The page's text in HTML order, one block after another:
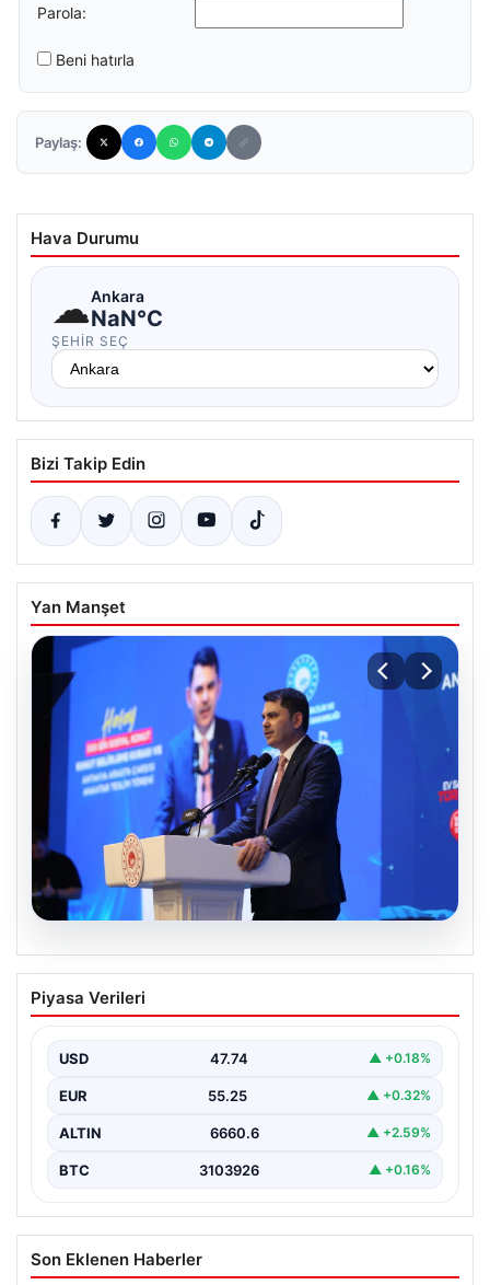
Parola:
Beni hatırla
Paylaş:
Hava Durumu
☁Ankara
NaN°C
ŞEHIR SEÇ
Bizi Takip Edin
Yan Manşet
Bakan Kurum: Devlet yönetimi ciddi bir
sorumluluktur
Kurum, Hatay'da düzenlenen sosyal konut projesi ve…
Piyasa Verileri
USD 47.74 ▲ +0.18%
EUR 55.25 ▲ +0.32%
ALTIN 6660.6 ▲ +2.59%
BTC 3103926 ▲ +0.16%
Son Eklenen Haberler